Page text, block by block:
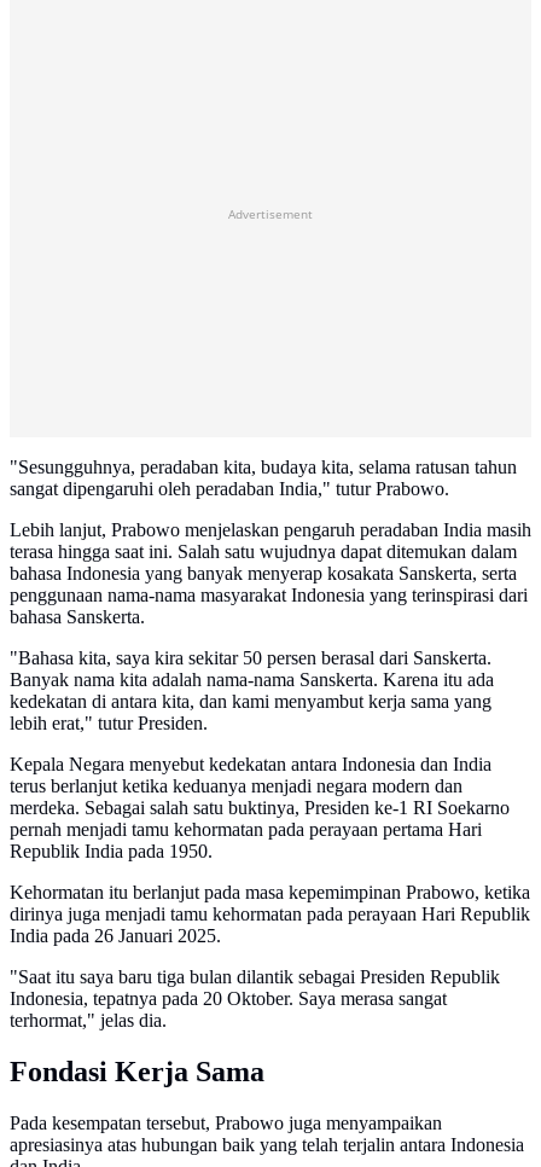
Advertisement
"Sesungguhnya, peradaban kita, budaya kita, selama ratusan tahun
sangat dipengaruhi oleh peradaban India," tutur Prabowo.
Lebih lanjut, Prabowo menjelaskan pengaruh peradaban India masih
terasa hingga saat ini. Salah satu wujudnya dapat ditemukan dalam
bahasa Indonesia yang banyak menyerap kosakata Sanskerta, serta
penggunaan nama-nama masyarakat Indonesia yang terinspirasi dari
bahasa Sanskerta.
"Bahasa kita, saya kira sekitar 50 persen berasal dari Sanskerta.
Banyak nama kita adalah nama-nama Sanskerta. Karena itu ada
kedekatan di antara kita, dan kami menyambut kerja sama yang
lebih erat," tutur Presiden.
Kepala Negara menyebut kedekatan antara Indonesia dan India
terus berlanjut ketika keduanya menjadi negara modern dan
merdeka. Sebagai salah satu buktinya, Presiden ke-1 RI Soekarno
pernah menjadi tamu kehormatan pada perayaan pertama Hari
Republik India pada 1950.
Kehormatan itu berlanjut pada masa kepemimpinan Prabowo, ketika
dirinya juga menjadi tamu kehormatan pada perayaan Hari Republik
India pada 26 Januari 2025.
"Saat itu saya baru tiga bulan dilantik sebagai Presiden Republik
Indonesia, tepatnya pada 20 Oktober. Saya merasa sangat
terhormat," jelas dia.
Fondasi Kerja Sama
Pada kesempatan tersebut, Prabowo juga menyampaikan
apresiasinya atas hubungan baik yang telah terjalin antara Indonesia